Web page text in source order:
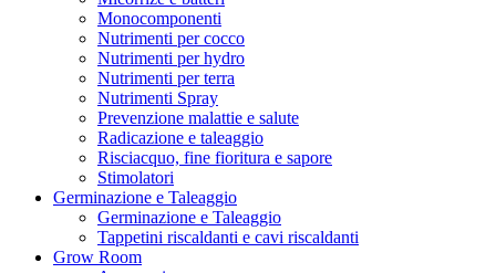
Monocomponenti
Nutrimenti per cocco
Nutrimenti per hydro
Nutrimenti per terra
Nutrimenti Spray
Prevenzione malattie e salute
Radicazione e taleaggio
Risciacquo, fine fioritura e sapore
Stimolatori
Germinazione e Taleaggio
Germinazione e Taleaggio
Tappetini riscaldanti e cavi riscaldanti
Grow Room